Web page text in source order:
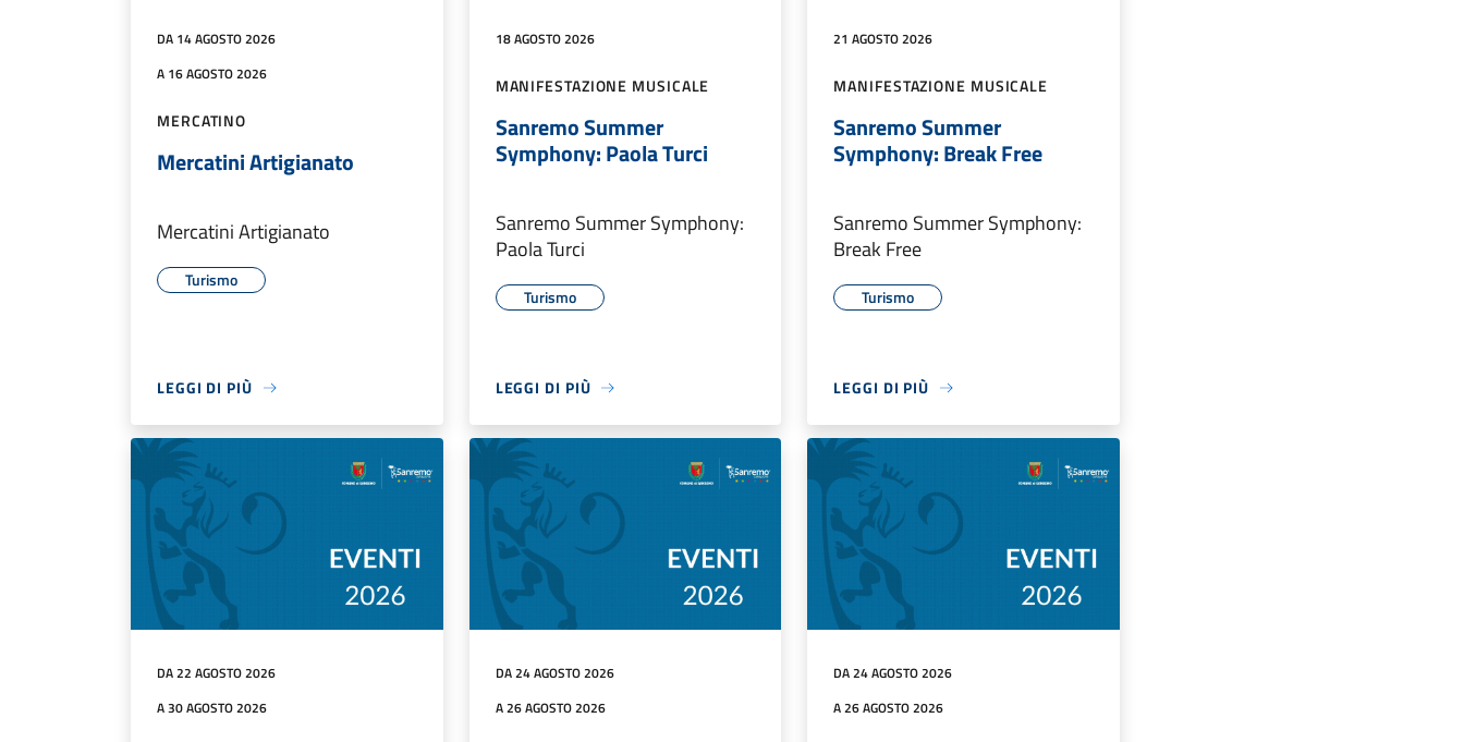
DA 14 AGOSTO 2026
A 16 AGOSTO 2026
MERCATINO
Mercatini Artigianato
Mercatini Artigianato
Turismo
LEGGI DI PIÙ
18 AGOSTO 2026
MANIFESTAZIONE MUSICALE
Sanremo Summer
Symphony: Paola Turci
Sanremo Summer Symphony:
Paola Turci
Turismo
LEGGI DI PIÙ
21 AGOSTO 2026
MANIFESTAZIONE MUSICALE
Sanremo Summer
Symphony: Break Free
Sanremo Summer Symphony:
Break Free
Turismo
LEGGI DI PIÙ
DA 22 AGOSTO 2026
A 30 AGOSTO 2026
DA 24 AGOSTO 2026
A 26 AGOSTO 2026
DA 24 AGOSTO 2026
A 26 AGOSTO 2026